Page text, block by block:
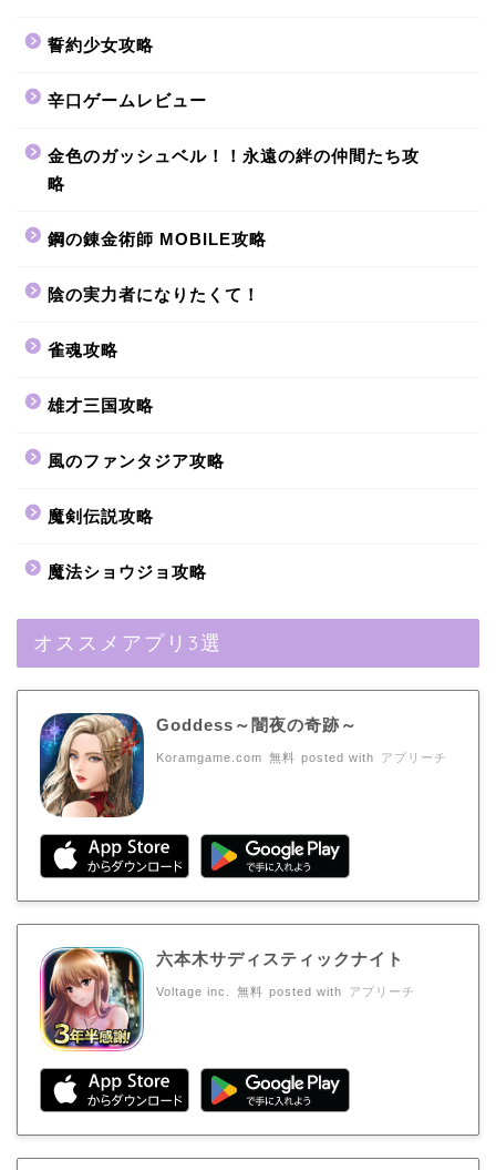
誓約少女攻略
辛口ゲームレビュー
金色のガッシュベル！！永遠の絆の仲間たち攻
略
鋼の錬金術師 MOBILE攻略
陰の実力者になりたくて！
雀魂攻略
雄才三国攻略
風のファンタジア攻略
魔剣伝説攻略
魔法ショウジョ攻略
オススメアプリ3選
Goddess～闇夜の奇跡～
Koramgame.com 無料 posted with アプリーチ
六本木サディスティックナイト
Voltage inc. 無料 posted with アプリーチ